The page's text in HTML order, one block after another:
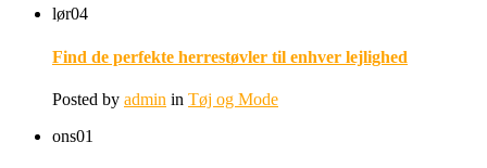
lør04
Find de perfekte herrestøvler til enhver lejlighed
Posted by admin in Tøj og Mode
ons01